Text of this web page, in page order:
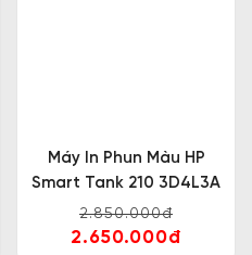
Máy In Phun Màu HP
Smart Tank 210 3D4L3A
2.850.000đ
2.650.000đ